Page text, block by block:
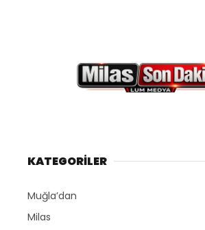
KATEGORİLER
Muğla’dan
Milas